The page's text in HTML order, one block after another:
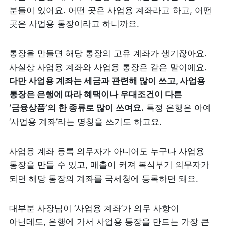
분들이 있어요. 어떤 곳은 사업용 계좌라고 하고, 어떤
곳은 사업용 통장이라고 하니까요.
통장을 만들면 해당 통장의 고유 계좌가 생기잖아요.
다만 사업용 계좌는 세금과 관련해 많이 쓰고, 사업용
통장은 은행에 따라 혜택이나 우대조건이 다른
‘금융상품’의 한 종류로 많이 쓰여요. 특정 은행은 아예
‘사업용 계좌’라는 명칭을 쓰기도 하고요.
사업용 계좌 등록 의무자가 아니어도 누구나 사업용
통장을 만들 수 있고, 매출이 커져 복식부기 의무자가
되면 해당 통장의 계좌를 국세청에 등록하면 돼요.
대부분 사장님이 ‘사업용 계좌’가 의무 사항이
아닌데도, 은행에 가서 사업용 통장을 만드는 가장 큰